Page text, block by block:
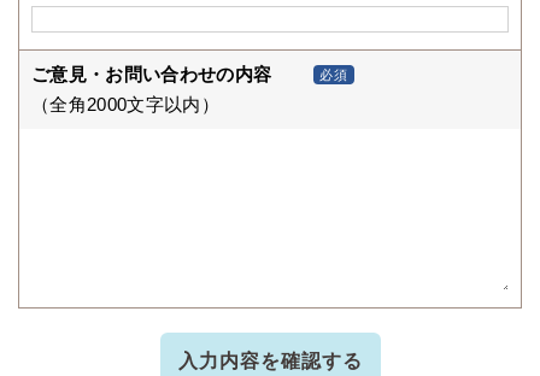
ご意見・お問い合わせの内容 必須
（全角2000文字以内）
入力内容を確認する